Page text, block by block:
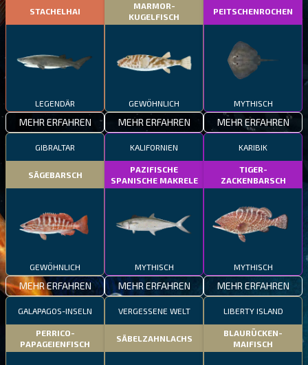
STACHELHAI
LEGENDÄR
MEHR ERFAHREN
MARMOR-
KUGELFISCH
GEWÖHNLICH
MEHR ERFAHREN
PEITSCHENROCHEN
MYTHISCH
MEHR ERFAHREN
GIBRALTAR
SÄGEBARSCH
GEWÖHNLICH
MEHR ERFAHREN
KALIFORNIEN
PAZIFISCHE
SPANISCHE MAKRELE
MYTHISCH
MEHR ERFAHREN
KARIBIK
TIGER-
ZACKENBARSCH
MYTHISCH
MEHR ERFAHREN
GALAPAGOS-INSELN
PERRICO-
PAPAGEIENFISCH
VERGESSENE WELT
SÄBELZAHNLACHS
LIBERTY ISLAND
BLAURÜCKEN-
MAIFISCH